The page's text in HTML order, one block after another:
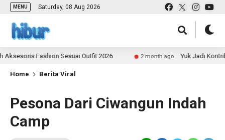
MENU Saturday, 08 Aug 2026
Fashion Sesuai Outfit 2026 2 month ago Yuk Jadi Kontributor
Home Berita Viral
Pesona Dari Ciwangun Indah
Camp